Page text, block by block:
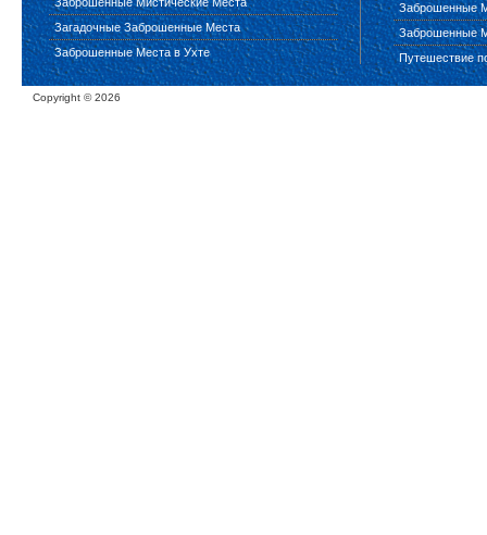
Загадочные Заброшенные Места
Заброшенные Места в Ухте
Заброшенные
Заброшенные
Путешествие
Copyright ©2026